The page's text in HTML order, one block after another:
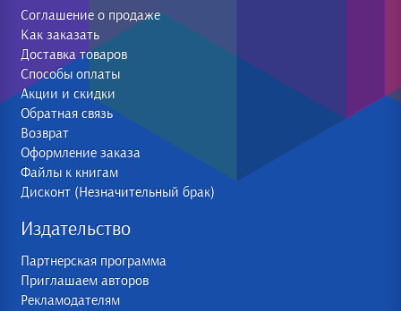
Соглашение о продаже
Как заказать
Доставка товаров
Способы оплаты
Акции и скидки
Обратная связь
Возврат
Оформление заказа
Файлы к книгам
Дисконт (Незначительный брак)
Издательство
Партнерская программа
Приглашаем авторов
Рекламодателям